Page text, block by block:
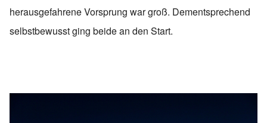
herausgefahrene Vorsprung war groß. Dementsprechend
selbstbewusst ging beide an den Start.